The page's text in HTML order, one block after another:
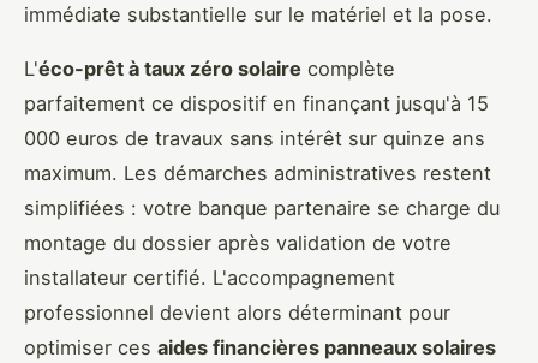
immédiate substantielle sur le matériel et la pose.
L'éco-prêt à taux zéro solaire complète
parfaitement ce dispositif en finançant jusqu'à 15
000 euros de travaux sans intérêt sur quinze ans
maximum. Les démarches administratives restent
simplifiées : votre banque partenaire se charge du
montage du dossier après validation de votre
installateur certifié. L'accompagnement
professionnel devient alors déterminant pour
optimiser ces aides financières panneaux solaires